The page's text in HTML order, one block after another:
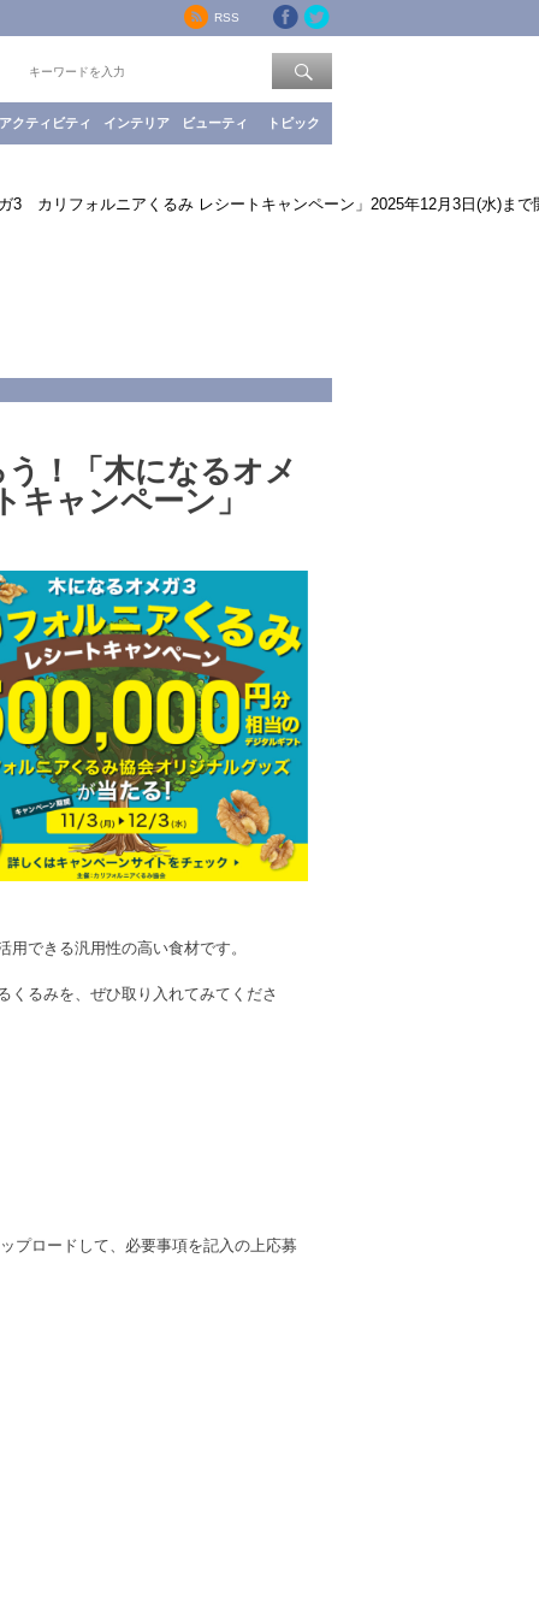
RSS
アクティビティ インテリア ビューティ トピック
3 カリフォルニアくるみ レシートキャンペーン」2025年12月3日(水)まで
！「木になるオメ
ャンペーン」
できる汎用性の高い食材です。
くるみを、ぜひ取り入れてみてくださ
プロードして、必要事項を記入の上応募